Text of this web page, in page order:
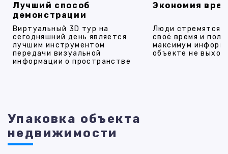
Лучший способ
демонстрации
Виртуальный 3D тур на
сегодняшний день является
лучшим инструментом
передачи визуальной
информации о пространстве
Экономия
Люди стремятся
своё время и
максимум
объекте не
Упаковка объекта
недвижимости